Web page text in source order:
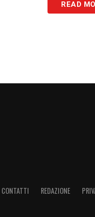
READ
CONTATTI REDAZIONE